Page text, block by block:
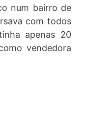
num bairro de
com todos
apenas 20
vendedora